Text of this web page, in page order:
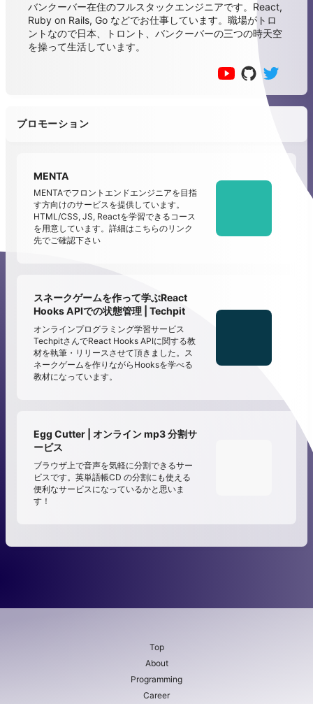
バンクーバー在住のフルスタックエンジニアです。React,
Ruby on Rails, Go などでお仕事しています。職場がトロ
ントなので日本、トロント、バンクーバーの三つの時天空
を操って生活しています。
プロモーション
MENTA
MENTAでフロントエンドエンジニアを目指
す方向けのサービスを提供しています。
HTML/CSS, JS, Reactを学習できるコース
を用意しています。詳細はこちらのリンク
先でご確認下さい
スネークゲームを作って学ぶReact
Hooks APIでの状態管理 | Techpit
オンラインプログラミング学習サービス
TechpitさんでReact Hooks APIに関する教
材を執筆・リリースさせて頂きました。ス
ネークゲームを作りながらHooksを学べる
教材になっています。
Egg Cutter | オンライン mp3 分割サ
ービス
ブラウザ上で音声を気軽に分割できるサー
ビスです。英単語帳CD の分割にも使える
便利なサービスになっているかと思いま
す！
Top
About
Programming
Career